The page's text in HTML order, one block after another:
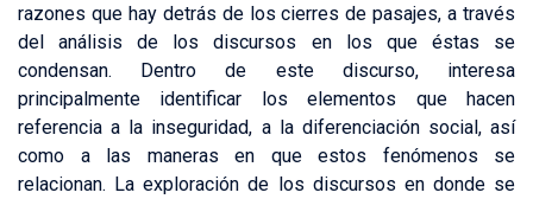
razones que hay detrás de los cierres de pasajes, a través
del análisis de los discursos en los que éstas se
condensan. Dentro de este discurso, interesa
principalmente identificar los elementos que hacen
referencia a la inseguridad, a la diferenciación social, así
como a las maneras en que estos fenómenos se
relacionan. La exploración de los discursos en donde se